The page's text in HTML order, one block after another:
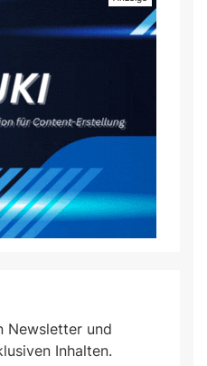
Newsletter und
Inhalten.